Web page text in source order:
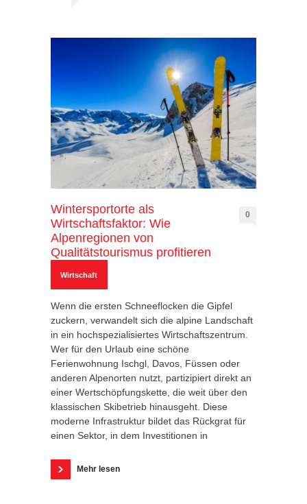
Wintersportorte als
Wirtschaftsfaktor: Wie
Alpenregionen von
Qualitätstourismus profitieren
0
Wirtschaft
Wenn die ersten Schneeflocken die Gipfel
zuckern, verwandelt sich die alpine Landschaft
in ein hochspezialisiertes Wirtschaftszentrum.
Wer für den Urlaub eine schöne
Ferienwohnung Ischgl, Davos, Füssen oder
anderen Alpenorten nutzt, partizipiert direkt an
einer Wertschöpfungskette, die weit über den
klassischen Skibetrieb hinausgeht. Diese
moderne Infrastruktur bildet das Rückgrat für
einen Sektor, in dem Investitionen in
Mehr lesen